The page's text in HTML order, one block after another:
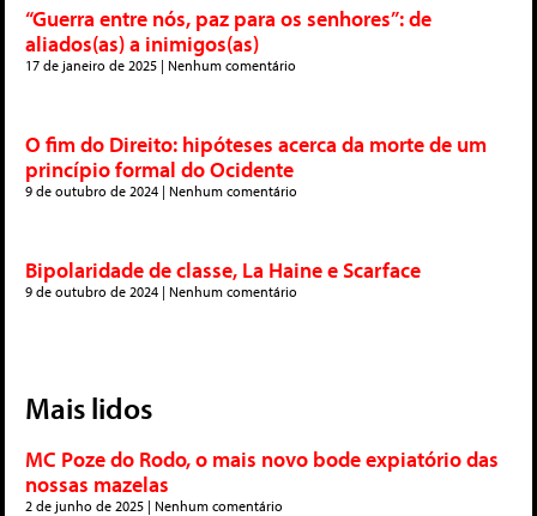
“Guerra entre nós, paz para os senhores”: de
aliados(as) a inimigos(as)
17 de janeiro de 2025 Nenhum comentário
O fim do Direito: hipóteses acerca da morte de um
princípio formal do Ocidente
9 de outubro de 2024 Nenhum comentário
Bipolaridade de classe, La Haine e Scarface
9 de outubro de 2024 Nenhum comentário
Mais lidos
MC Poze do Rodo, o mais novo bode expiatório das
nossas mazelas
2 de junho de 2025 Nenhum comentário